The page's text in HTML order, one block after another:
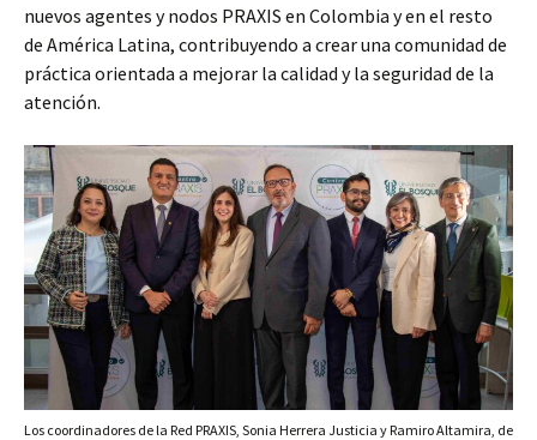
nuevos agentes y nodos PRAXIS en Colombia y en el resto
de América Latina, contribuyendo a crear una comunidad de
práctica orientada a mejorar la calidad y la seguridad de la
atención.
Los coordinadores de la Red PRAXIS, Sonia Herrera Justicia y Ramiro Altamira, de